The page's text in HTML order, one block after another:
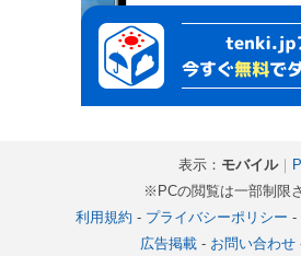
表示： モバイル｜
※PCの閲覧は一部制限
利用規約 - プライバシーポリシー -
広告掲載- お問い合わせ